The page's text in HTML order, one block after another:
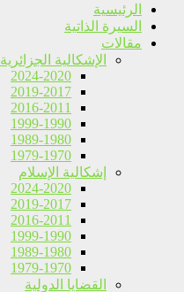
الرئيسية
السيرة الذاتية
مقالات
الإشكالية الجزائرية
2024-2020
2019-2017
2016-2011
1999-1990
1989-1980
1979-1970
إشكالية الإسلام
2024-2020
2019-2017
2016-2011
1999-1990
1989-1980
1979-1970
القضايا الدولية